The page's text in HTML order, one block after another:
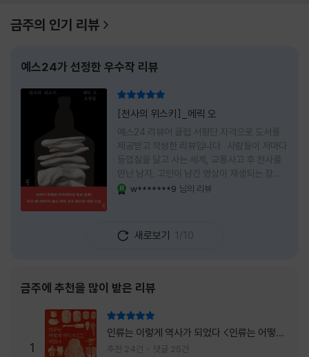
금주의 인기 리뷰
예스24가 선정한 우수작 리뷰
[천사의 위스키]_에릭 오
예스24 리뷰어 클럽 서평단 자격으로 도서를
제공받고 작성한 리뷰입니다 사람들이 저마다
등껍질을 달고 사는 세계, 교통사고 후 천사를
만난 남자, 고인이 남긴 영상이 재생되는 장례
식장에서 똥을 싼 개. 이 책에는 몇 줄만 읽어도
넘어가 있었다. 소설을 읽으면서 잘 만든 단편
애니메이션 여러 편을 차례로 보는 기분이 들었
선명하게 그려졌고, 한 편이 끝날 때마다 질문
이 뒤따라왔다. 감출 수 없는 세계는 더 다정할
까 「등껍질」의 세계에서 사람들은 저마다 다른
등껍질을 달고 살아간다. 몸의 일부이면서 한
사람을 표현하는 수단
w*******9 님의 리뷰
새로보기 1/10
금주에 추천을 많이 받은 리뷰
1
인류는 이렇게 역사가 되었다 <인류는 어떻게
역사가 되었나>
추천 24건 댓글 25건